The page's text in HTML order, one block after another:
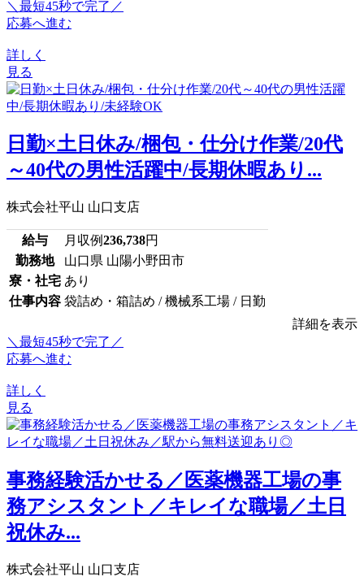
＼最短45秒で完了／
応募へ進む
詳しく
見る
日勤×土日休み/梱包・仕分け作業/20代
～40代の男性活躍中/長期休暇あり...
株式会社平山 山口支店
給与 月収例236,738円
勤務地
山口県 山陽小野田市
寮・社宅 あり
仕事内容 袋詰め・箱詰め / 機械系工場 / 日勤
詳細を表示
＼最短45秒で完了／
応募へ進む
詳しく
見る
事務経験活かせる／医薬機器工場の事
務アシスタント／キレイな職場／土日
祝休み...
株式会社平山 山口支店